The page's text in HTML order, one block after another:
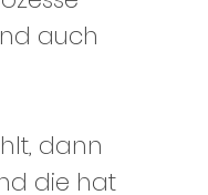
auch
dann
die hat